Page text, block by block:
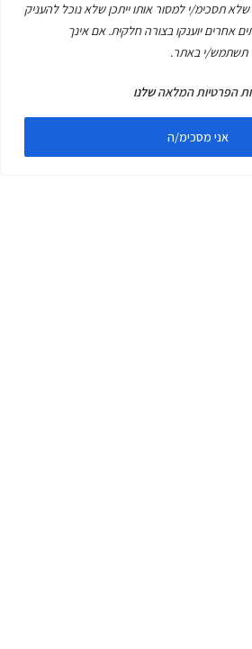
תסכימ/י למסור אותו ייתכן שלא נוכל להעניק
אחרים יוענקו בצורה חלקית. אם אינך
תשתמש/י באתר.
הפרטיות המלאהשלנו
אני מסכימ/ה
העל שלכם ולשתף אותי